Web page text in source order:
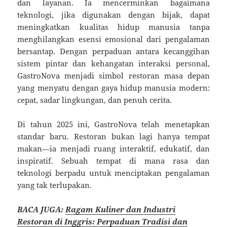
dan layanan. Ia mencerminkan bagaimana
teknologi, jika digunakan dengan bijak, dapat
meningkatkan kualitas hidup manusia tanpa
menghilangkan esensi emosional dari pengalaman
bersantap. Dengan perpaduan antara kecanggihan
sistem pintar dan kehangatan interaksi personal,
GastroNova menjadi simbol restoran masa depan
yang menyatu dengan gaya hidup manusia modern:
cepat, sadar lingkungan, dan penuh cerita.
Di tahun 2025 ini, GastroNova telah menetapkan
standar baru. Restoran bukan lagi hanya tempat
makan—ia menjadi ruang interaktif, edukatif, dan
inspiratif. Sebuah tempat di mana rasa dan
teknologi berpadu untuk menciptakan pengalaman
yang tak terlupakan.
BACA JUGA: Ragam Kuliner dan Industri
Restoran di Inggris: Perpaduan Tradisi dan